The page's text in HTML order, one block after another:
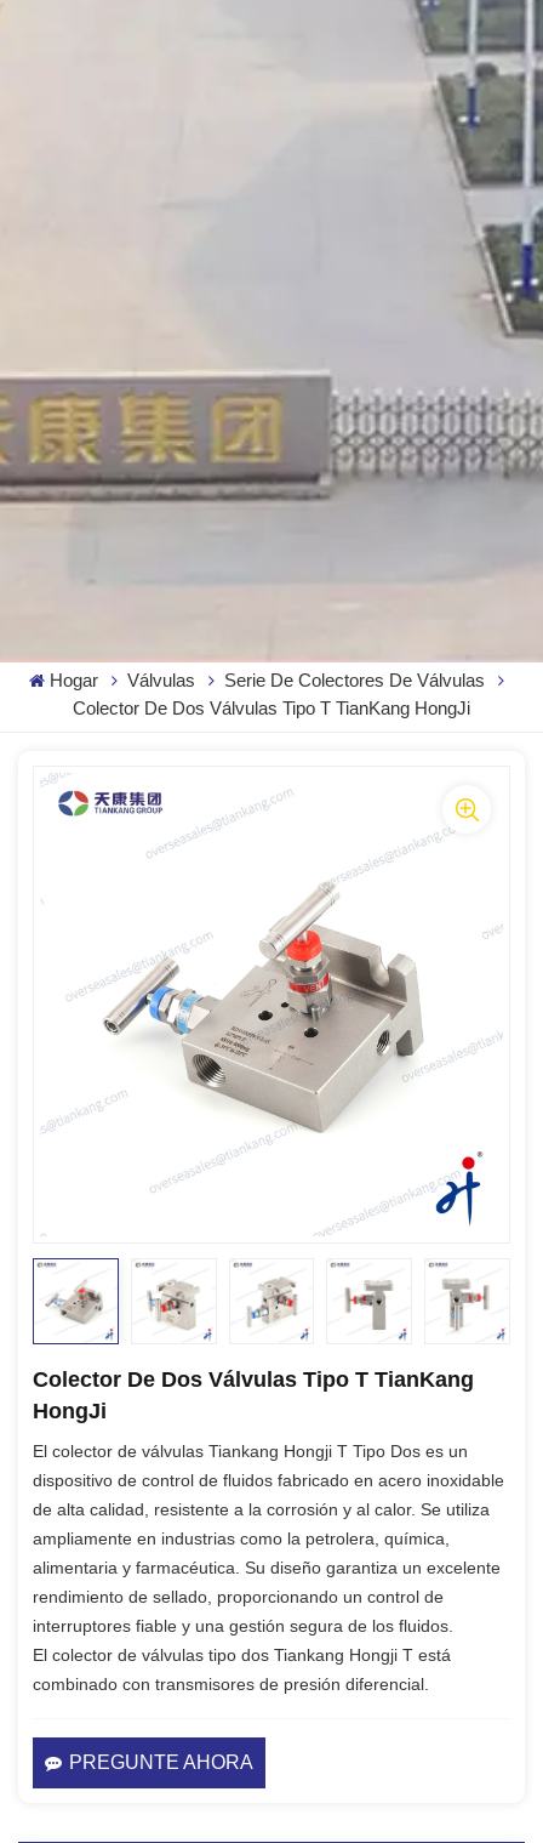
Hogar Válvulas
Serie De Colectores De Válvulas
Colector De Dos Válvulas Tipo T TianKang HongJi
Colector De Dos Válvulas Tipo T TianKang
HongJi
El colector de válvulas Tiankang Hongji T Tipo Dos es un
dispositivo de control de fluidos fabricado en acero inoxidable
de alta calidad, resistente a la corrosión y al calor. Se utiliza
ampliamente en industrias como la petrolera, química,
alimentaria y farmacéutica. Su diseño garantiza un excelente
rendimiento de sellado, proporcionando un control de
interruptores fiable y una gestión segura de los fluidos.
El colector de válvulas tipo dos Tiankang Hongji T está
combinado con transmisores de presión diferencial.
PREGUNTE AHORA